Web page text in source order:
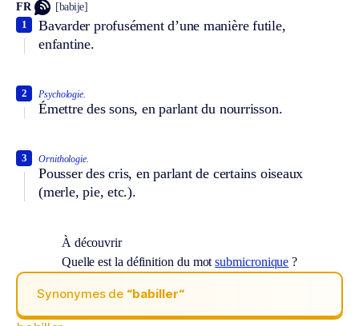
FR [babije]
Bavarder profusément d’une manière futile,
enfantine.
1
Psychologie.
Émettre des sons, en parlant du nourrisson.
2
Ornithologie.
Pousser des cris, en parlant de certains oiseaux
(merle, pie, etc.).
3
À découvrir
Quelle est la définition du motsubmicronique ?
Synonymes de “babiller“